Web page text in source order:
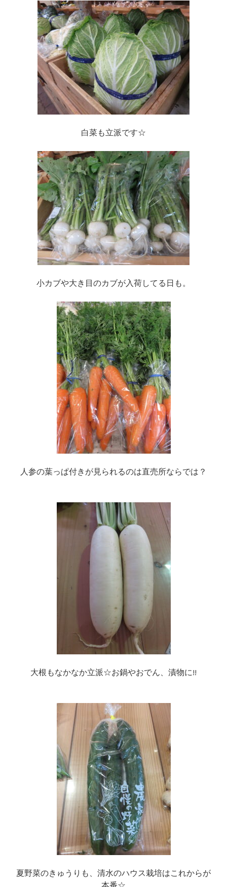
白菜も立派です☆
小カブや大き目のカブが入荷してる日も。
人参の葉っぱ付きが見られるのは直売所ならでは？
大根もなかなか立派☆お鍋やおでん、漬物に!!
夏野菜のきゅうりも、清水のハウス栽培はこれからが